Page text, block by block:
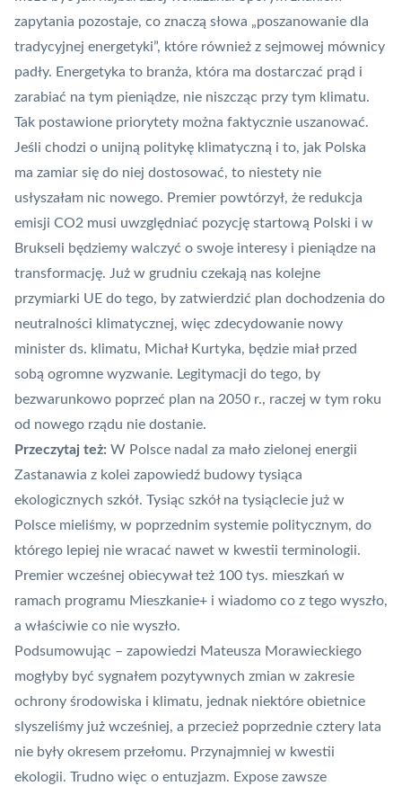
zapytania pozostaje, co znaczą słowa „poszanowanie dla
tradycyjnej energetyki”, które również z sejmowej mównicy
padły. Energetyka to branża, która ma dostarczać prąd i
zarabiać na tym pieniądze, nie niszcząc przy tym klimatu.
Tak postawione priorytety można faktycznie uszanować.
Jeśli chodzi o unijną politykę klimatyczną i to, jak Polska
ma zamiar się do niej dostosować, to niestety nie
usłyszałam nic nowego. Premier powtórzył, że redukcja
emisji CO2 musi uwzględniać pozycję startową Polski i w
Brukseli będziemy walczyć o swoje interesy i pieniądze na
transformację. Już w grudniu czekają nas kolejne
przymiarki UE do tego, by zatwierdzić plan dochodzenia do
neutralności klimatycznej, więc zdecydowanie nowy
minister ds. klimatu, Michał Kurtyka, będzie miał przed
sobą ogromne wyzwanie. Legitymacji do tego, by
bezwarunkowo poprzeć plan na 2050 r., raczej w tym roku
od nowego rządu nie dostanie.
Przeczytaj też: W Polsce nadal za mało zielonej energii
Zastanawia z kolei zapowiedź budowy tysiąca
ekologicznych szkół. Tysiąc szkół na tysiąclecie już w
Polsce mieliśmy, w poprzednim systemie politycznym, do
którego lepiej nie wracać nawet w kwestii terminologii.
Premier wcześnej obiecywał też 100 tys. mieszkań w
ramach programu Mieszkanie+ i wiadomo co z tego wyszło,
a właściwie co nie wyszło.
Podsumowując – zapowiedzi Mateusza Morawieckiego
mogłyby być sygnałem pozytywnych zmian w zakresie
ochrony środowiska i klimatu, jednak niektóre obietnice
slyszeliśmy już wcześniej, a przecież poprzednie cztery lata
nie były okresem przełomu. Przynajmniej w kwestii
ekologii. Trudno więc o entuzjazm. Expose zawsze